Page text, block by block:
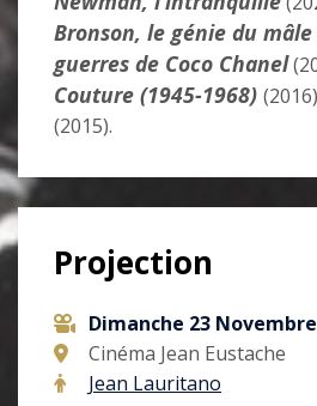
Bronson, le génie du mâle
guerres de Coco Chanel
Couture (1945-1968)
(2015).
Projection
Dimanche 23 Novembre
Cinéma Jean Eustache
Jean Lauritano